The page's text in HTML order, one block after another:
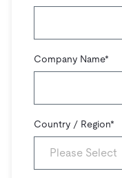
Company Name*
Country / Region*